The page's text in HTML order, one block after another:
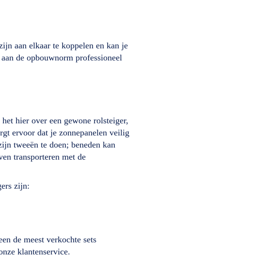
aan elkaar te koppelen en kan je
de opbouwnorm professioneel
hier over een gewone rolsteiger,
ervoor dat je zonnepanelen veilig
tweeën te doen; beneden kan
transporteren met de
zijn:
de meest verkochte sets
klantenservice.